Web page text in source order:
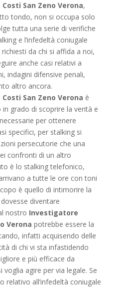
San Zeno Verona,
tondo, non si occupa solo
tutta una serie di verifiche
e l’infedeltà coniugale
da chi si affida a noi,
anche casi relativi a
indagini difensive penali,
altro ancora.
San Zeno Verona è
grado di scoprire la verità e
per ottenere
specifici, per stalking si
persecutorie che una
confronti di un altro
è lo stalking telefonico,
a tutte le ore con toni
è quello di intimorire la
diventare
nostro Investigatore
Verona potrebbe essere la
infatti acquisendo delle
di chi vi sta infastidendo
e più efficace da
agire per via legale. Se
relativo all’infedeltà coniugale